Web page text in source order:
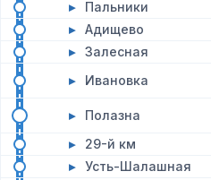
▸ Пальники
▸ Адищево
▸ Залесная
▸ Ивановка
▸ Полазна
▸ 29-й км
▸ Усть-Шалашная